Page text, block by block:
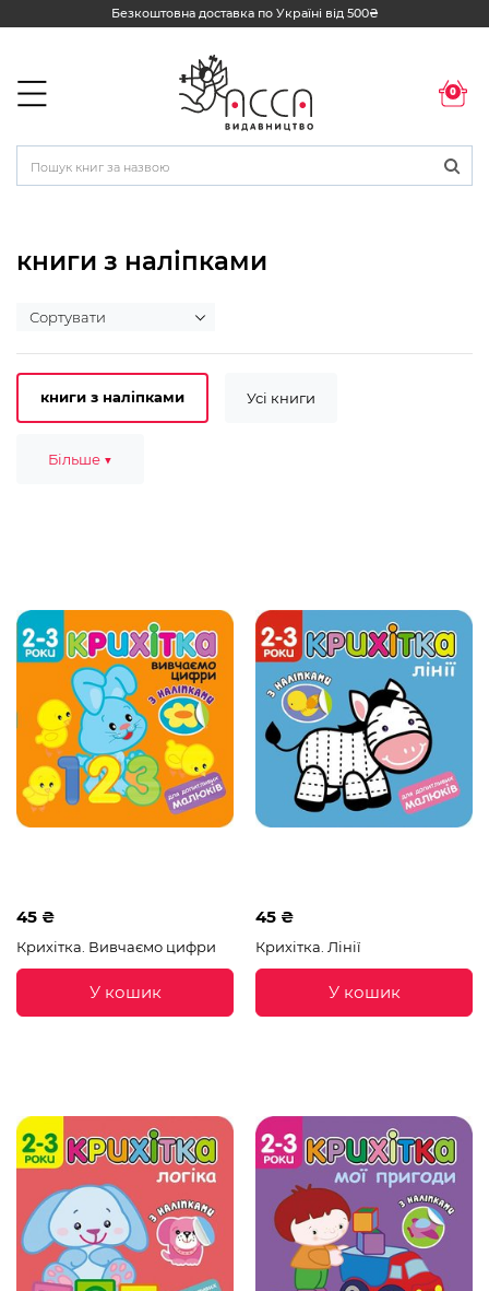
Безкоштовна доставка по Україні від 500₴
0
книги з наліпками
Усі книги
2-3 роки
книги з наліпками
Більше ▼
45 ₴
Крихітка. Вивчаємо цифри
У кошик
45 ₴
Крихітка. Лінії
У кошик